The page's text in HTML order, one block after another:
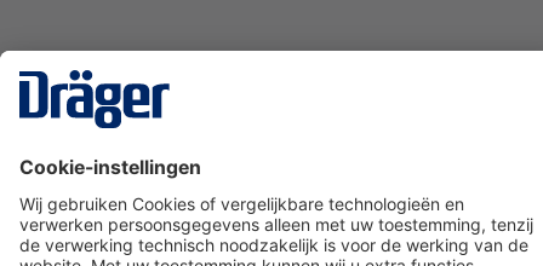
Dräger klantenservice